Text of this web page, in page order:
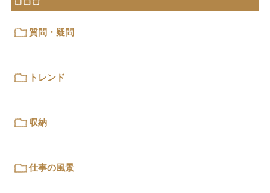
質問・疑問
トレンド
収納
仕事の風景